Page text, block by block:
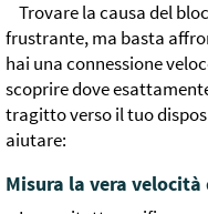
Trovare la causa del
frustrante, ma basta
hai una connessione
scoprire dove
tragitto verso il tuo
aiutare:
Misura la vera